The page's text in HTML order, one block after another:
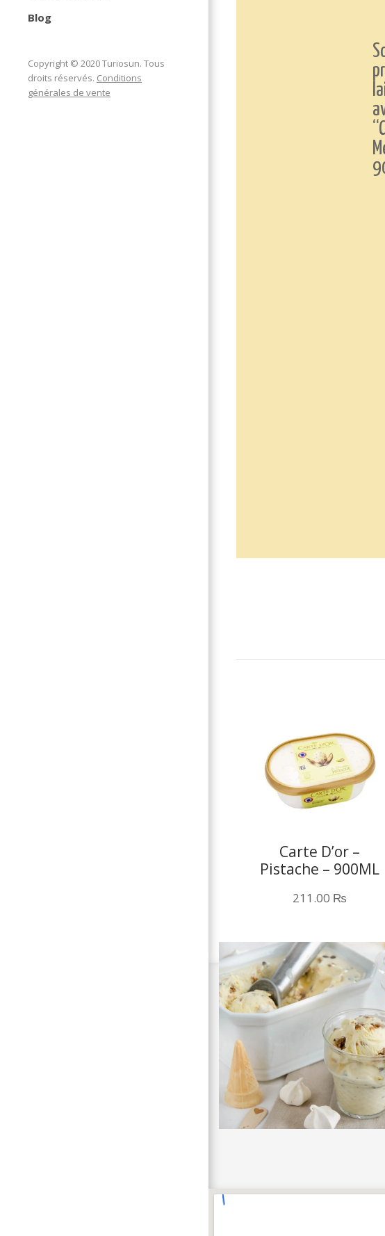
Blog
Copyright © 2020 Turiosun. Tous
droits réservés. Conditions
générales de vente
Carte D’or –
Pistache – 900ML
211.00 ₨